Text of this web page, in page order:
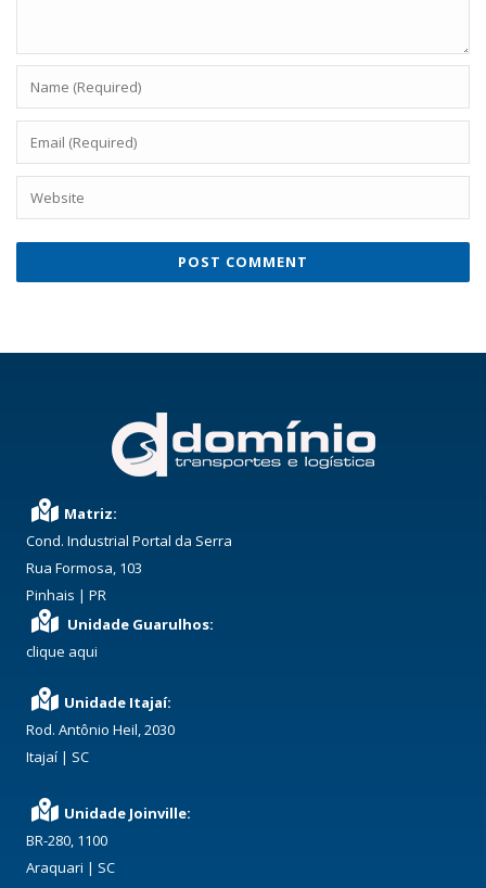
Matriz:
Cond. Industrial Portal da Serra
Rua Formosa, 103
Pinhais | PR
Unidade Guarulhos:
clique aqui
Unidade Itajaí:
Rod. Antônio Heil, 2030
Itajaí | SC
Unidade Joinville:
BR-280, 1100
Araquari | SC